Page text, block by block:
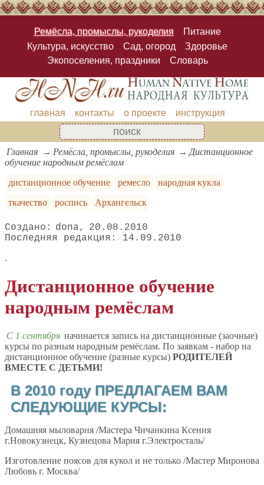
Ремёсла, промыслы, рукоделия
Питание
Культура, искусство
Сад, огород
Здоровье
Экопоселения, праздники
Словарь
главная контакты о проекте инструкция
Главная Ремёсла, промыслы, рукоделия
Дистанционное
обучение народным ремёслам
дистанционное обучение
ремесло
народная кукла
ткачество
роспись Архангельск
dona
20.08.2010
14.09.2010
.
Дистанционное обучение
народным ремёслам
С 1 сентября начинается запись на дистанционные (заочные)
курсы по разным народным ремёслам. По заявкам - набор на
дистанционное обучение (разные курсы) РОДИТЕЛЕЙ
ВМЕСТЕ С ДЕТЬМИ!
В 2010 году ПРЕДЛАГАЕМ ВАМ
СЛЕДУЮЩИЕ КУРСЫ:
Домашняя мыловарня /Мастера Чичанкина Ксения
г.Новокузнецк, Кузнецова Мария г.Электросталь/
Изготовление поясов для кукол и не только /Мастер Миронова
Любовь г. Москва/